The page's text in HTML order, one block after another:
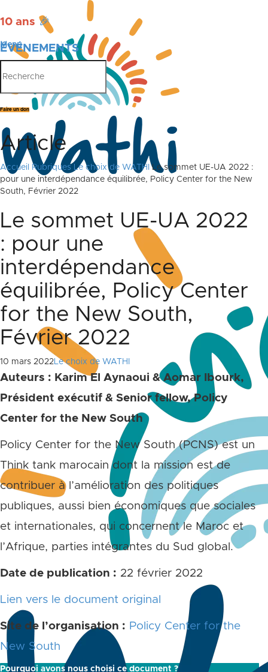
10 ans 🎉
ÉVÉNEMENTS
PUBLICATIONS
Menu
Faire un don
Article
Accueil Rubriques Le choix de WATHI
Le sommet UE-UA 2022 :
pour une interdépendance équilibrée, Policy Center for the New
South, Février 2022
Le sommet UE-UA 2022
: pour une
interdépendance
équilibrée, Policy Center
for the New South,
Février 2022
10 mars 2022Le choix de WATHI
Auteurs : Karim El Aynaoui & Aomar Ibourk,
Président exécutif & Senior fellow, Policy
Center for the New South
Policy Center for the New South (PCNS) est un
Think tank marocain dont la mission est de
contribuer à l’amélioration des politiques
publiques, aussi bien économiques que sociales
et internationales, qui concernent le Maroc et
l’Afrique, parties intégrantes du Sud global.
Date de publication : 22 février 2022
Lien vers le document original
Site de l’organisation : Policy Center for the
New South
Pourquoi avons nous choisi ce document ?